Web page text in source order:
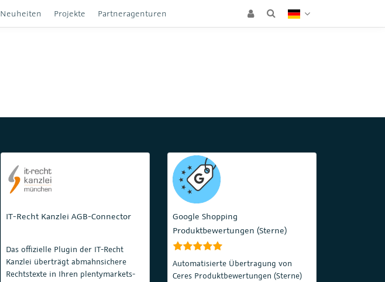
Neuheiten Projekte Partneragenturen
IT-Recht Kanzlei AGB-Connector
Das offizielle Plugin der IT-Recht
Kanzlei überträgt abmahnsichere
Rechtstexte in Ihren plentymarkets-
Google Shopping
Produktbewertungen (Sterne)
Automatisierte Übertragung von
Ceres Produktbewertungen (Sterne)